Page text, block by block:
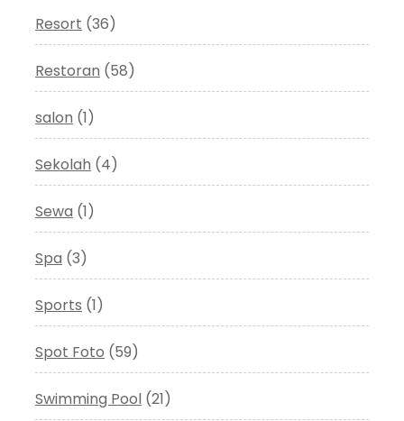
Resort (36)
Restoran (58)
salon (1)
Sekolah (4)
Sewa (1)
Spa (3)
Sports (1)
Spot Foto (59)
Swimming Pool (21)